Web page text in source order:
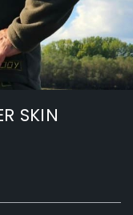
SKIN